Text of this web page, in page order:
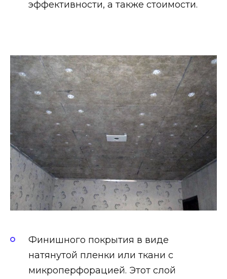
эффективности, а также стоимости.
Финишного покрытия в виде
натянутой пленки или ткани с
микроперфорацией. Этот слой